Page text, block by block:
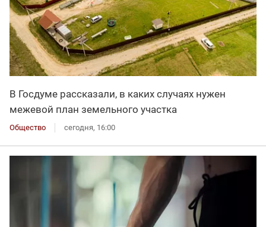
В Госдуме рассказали, в каких случаях нужен
межевой план земельного участка
Общество сегодня, 16:00